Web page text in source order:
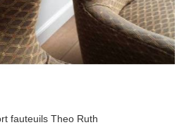
fauteuils Theo Ruth